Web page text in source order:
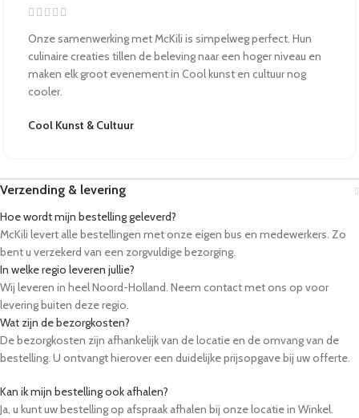
Onze samenwerking met McKili is simpelweg perfect. Hun
culinaire creaties tillen de beleving naar een hoger niveau en
maken elk groot evenement in Cool kunst en cultuur nog
cooler.
Cool Kunst & Cultuur
Verzending & levering
Hoe wordt mijn bestelling geleverd?
McKili levert alle bestellingen met onze eigen bus en medewerkers. Zo
bent u verzekerd van een zorgvuldige bezorging.
In welke regio leveren jullie?
Wij leveren in heel Noord-Holland. Neem contact met ons op voor
levering buiten deze regio.
Wat zijn de bezorgkosten?
De bezorgkosten zijn afhankelijk van de locatie en de omvang van de
bestelling. U ontvangt hierover een duidelijke prijsopgave bij uw offerte.
Kan ik mijn bestelling ook afhalen?
Ja, u kunt uw bestelling op afspraak afhalen bij onze locatie in Winkel.